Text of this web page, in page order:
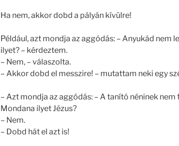
Ha nem, akkor dobd a pályán kívülre!
Például, azt mondja az aggódás: – Anyukád nem
ilyet? – kérdeztem.
– Nem, – válaszolta.
– Akkor dobd el messzire! – mutattam neki egy
– Azt mondja az aggódás: – A tanító néninek
Mondana ilyet Jézus?
– Nem.
– Dobd hát el azt is!